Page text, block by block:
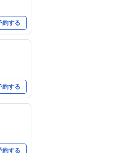
約する
約する
約する